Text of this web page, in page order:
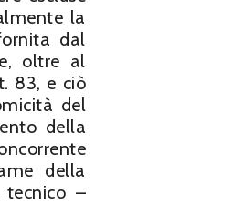
la
dal
oltre al
83, e ciò
del
della
della
tecnico –